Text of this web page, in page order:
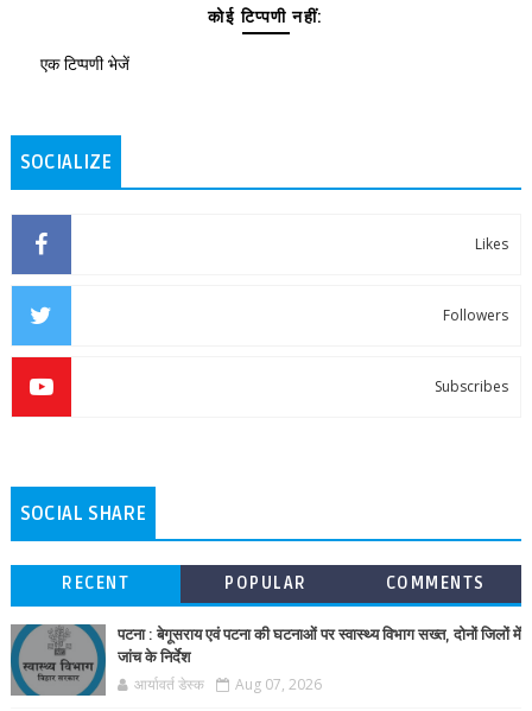
कोई टिप्पणी नहीं:
एक टिप्पणी भेजें
SOCIALIZE
Likes
Followers
Subscribes
SOCIAL SHARE
RECENT POPULAR COMMENTS
पटना : बेगूसराय एवं पटना की घटनाओं पर स्वास्थ्य विभाग सख्त, दोनों जिलों में
जांच के निर्देश
आर्यावर्त डेस्क Aug 07, 2026